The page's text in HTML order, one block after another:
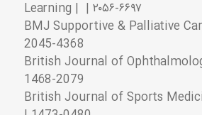
Learning | | ۲۰۵۶-۶۶۹۷
BMJ Supportive & Palliative
2045-4368
British Journal of
1468-2079
British Journal of Sports